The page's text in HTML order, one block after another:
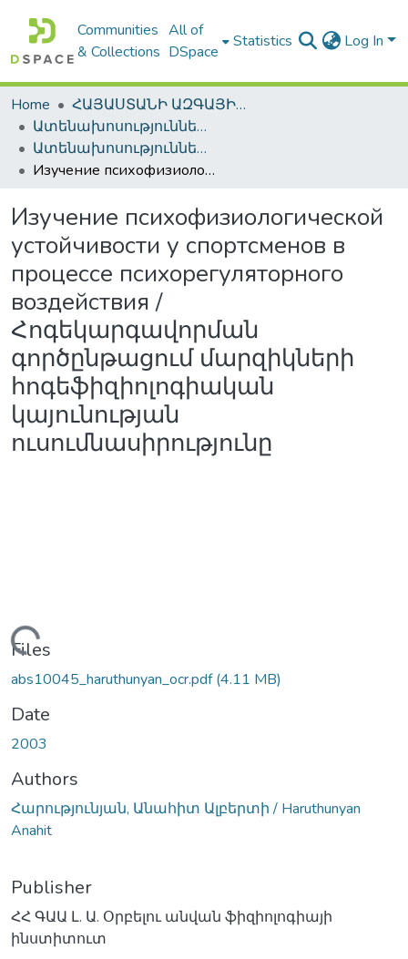
Communities
& Collections
All of
DSpace
Statistics Log In
Home
ՀԱՅԱՍՏԱՆԻ ԱԶԳԱՅԻՆ ԳՐԱԴԱՐԱՆԻ ԹՎԱՅԻՆ ՊԱՀՈՑ / DIGITAL REPOSITORY OF NLA
Ատենախոսություններ և սեղմագրեր / Theses & Abstracts
Ատենախոսություններ և սեղմագրեր / Theses & Abstracts
Изучение психофизиологической устойчивости у спортсменов в процессе психорегуляторного воздействия / Հոգեկարգավորման գործընթացում մարզիկների հոգեֆիզիոլոգիական կայունության ուսումնասիրությունը
Изучение психофизиологической
устойчивости у спортсменов в
процессе психорегуляторного
воздействия /
Հոգեկարգավորման
գործընթացում մարզիկների
հոգեֆիզիոլոգիական
կայունության
ուսումնասիրությունը
Loading...
Files
abs10045_haruthunyan_ocr.pdf(4.11 MB)
Date
2003
Authors
Հարությունյան, Անահիտ Ալբերտի / Haruthunyan
Anahit
Publisher
ՀՀ ԳԱԱ Լ. Ա. Օրբելու անվան ֆիզիոլոգիայի
ինստիտուտ